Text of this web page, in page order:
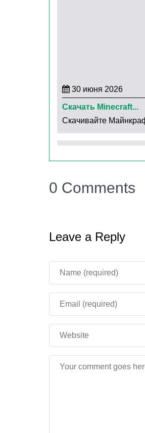
Что ждать
Mojang часто
дни может появиться
обновлениями.
постфактум.
А пока есть одна
30 июня 2026
Скачать Minecraft...
Скачивайте
0 Comments
Leave a Reply